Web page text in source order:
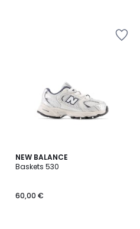
NEW BALANCE
Baskets 530
60,00 €
4,8
/ 5